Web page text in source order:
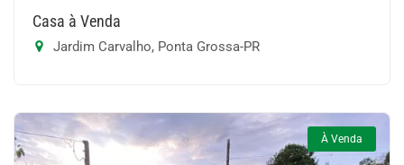
Casa à Venda
Jardim Carvalho, Ponta Grossa-PR
À Venda